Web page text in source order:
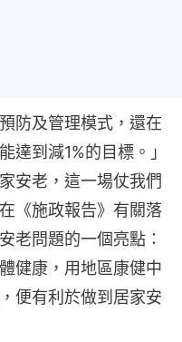
防及管理模式，還在
達到減1%的目標。」
安老，這一場仗我們
《施政報告》有關落
老問題的一個亮點：
健康，用地區康健中
便有利於做到居家安